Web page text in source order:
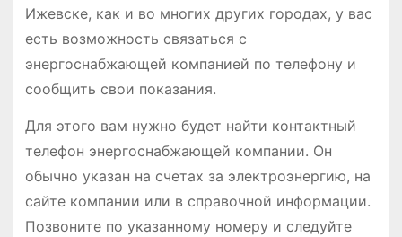
Ижевске, как и во многих других городах, у вас
есть возможность связаться с
энергоснабжающей компанией по телефону и
сообщить свои показания.
Для этого вам нужно будет найти контактный
телефон энергоснабжающей компании. Он
обычно указан на счетах за электроэнергию, на
сайте компании или в справочной информации.
Позвоните по указанному номеру и следуйте